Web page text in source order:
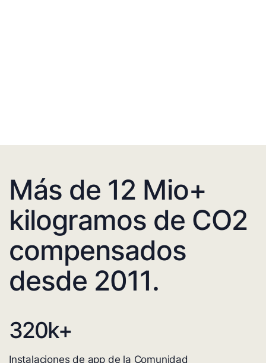
Más de 12 Mio+
kilogramos de CO2
compensados
desde 2011.
320k+
Instalaciones de app de la Comunidad